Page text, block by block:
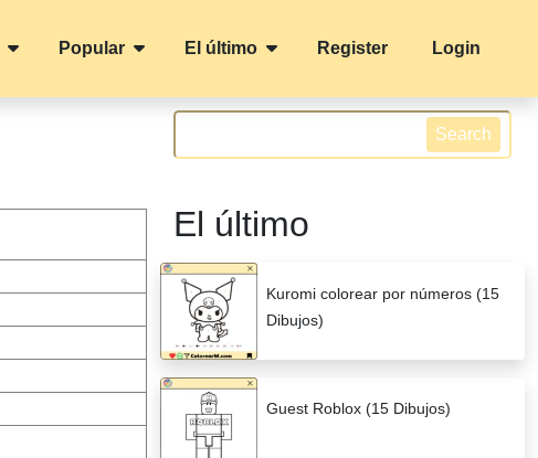
Popular El último Register Login
Search
El último
Kuromi colorear por números (15
Dibujos)
Guest Roblox (15 Dibujos)